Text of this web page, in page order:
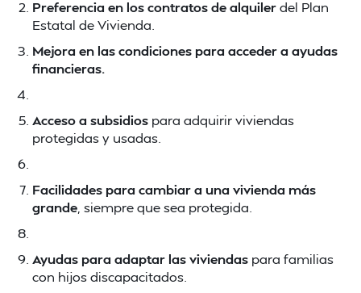
Preferencia en los contratos de alquilerdel Plan
Estatal de Vivienda.
Mejora en las condiciones para acceder a ayudas
financieras.
Acceso a subsidios para adquirir viviendas
protegidas y usadas.
Facilidades para cambiar a una vivienda más
grande , siempre que sea protegida.
Ayudas para adaptar las viviendas para familias
con hijos discapacitados.